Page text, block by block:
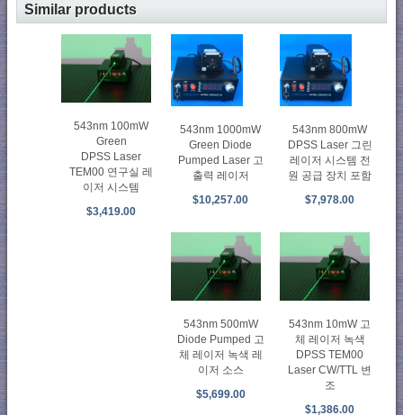
Similar products
543nm 100mW
Green
DPSS Laser
TEM00 연구실 레
이저 시스템
$3,419.00
543nm 1000mW
Green Diode
Pumped Laser 고
출력 레이저
$10,257.00
543nm 800mW
DPSS Laser 그린
레이저 시스템 전
원 공급 장치 포함
$7,978.00
543nm 500mW
Diode Pumped 고
체 레이저 녹색 레
이저 소스
$5,699.00
543nm 10mW 고
체 레이저 녹색
DPSS TEM00
Laser CW/TTL 변
조
$1,386.00